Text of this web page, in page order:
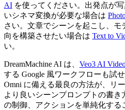
AI を使ってください。出発点が
いシネマ変換が必要な場合は
さい。文章でシーンを起こし、
向を構築させたい場合は Text to
い。
DreamMachine AI は、 Veo3 AI
する Google 風ワークフローも試
Omni に備える最良の方法が、リ
より良いシーンプロンプトの書き
の制御、アクションを単純化する